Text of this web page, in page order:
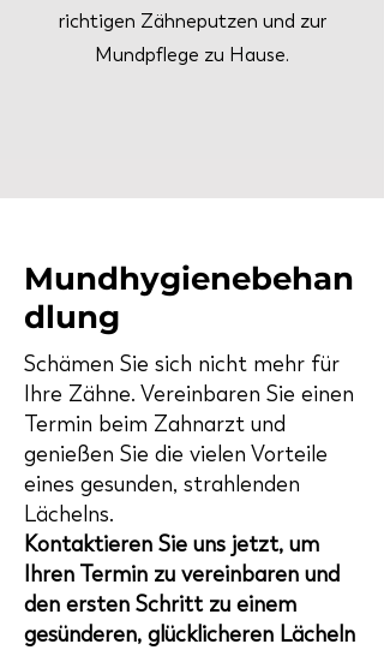
richtigen Zähneputzen und zur
Mundpflege zu Hause.
Mundhygienebehan
dlung
Schämen Sie sich nicht mehr für
Ihre Zähne. Vereinbaren Sie einen
Termin beim Zahnarzt und
genießen Sie die vielen Vorteile
eines gesunden, strahlenden
Lächelns.
Kontaktieren Sie uns jetzt, um
Ihren Termin zu vereinbaren und
den ersten Schritt zu einem
gesünderen, glücklicheren Lächeln